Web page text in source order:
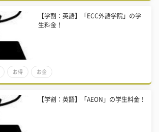
【学割：英語】「ECC外語学院」の学
生料金！
お得 お金
【学割：英語】「AEON」の学生料金！